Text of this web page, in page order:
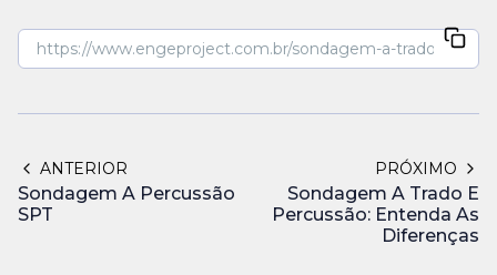
ANTERIOR
Sondagem A Percussão
SPT
PRÓXIMO
Sondagem A Trado E
Percussão: Entenda As
Diferenças